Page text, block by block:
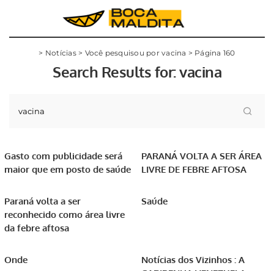
> Notícias> Você pesquisou por vacina > Página 160
Search Results for:vacina
Gasto com publicidade será
maior que em posto de saúde
PARANÁ VOLTA A SER ÁREA
LIVRE DE FEBRE AFTOSA
Paraná volta a ser
reconhecido como área livre
da febre aftosa
Saúde
Onde
Notícias dos Vizinhos : A